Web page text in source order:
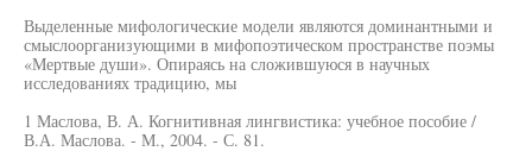
Выделенные мифологические модели являются доминантными и
смыслоорганизующими в мифопоэтическом пространстве поэмы
«Мертвые души». Опираясь на сложившуюся в научных
исследованиях традицию, мы
1 Маслова, В. А. Когнитивная лингвистика: учебное пособие /
В.А. Маслова. - М., 2004. - С. 81.